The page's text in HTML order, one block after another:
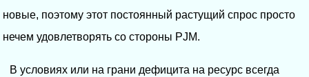
новые, поэтому этот постоянный растущий спрос просто
нечем удовлетворять со стороны PJM.
В условиях или на грани дефицита на ресурс всегда